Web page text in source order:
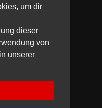
um dir
dieser
von
unserer
Impressum
AGB
Datenschutz
NorthCon